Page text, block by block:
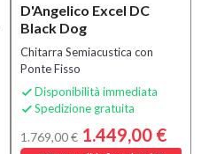
D'Angelico Excel DC
Black Dog
Chitarra Semiacustica con
Ponte Fisso
 Disponibilità immediata
 Spedizione gratuita
1.769,00 € 1.449,00 €